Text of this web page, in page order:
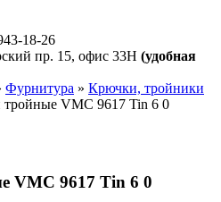
18-26
пр. 15, офис 33Н (удобная
Фурнитура » Крючки, тройники
VMC 9617 Tin 6 0
VMC 9617 Tin 6 0